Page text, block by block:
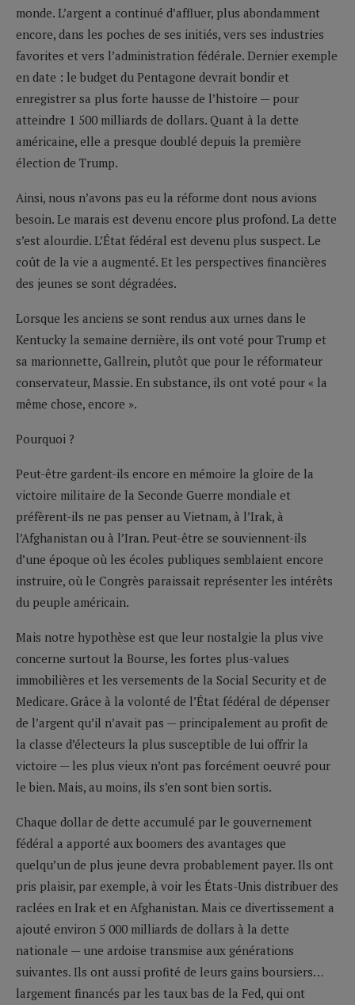
monde. L’argent a continué d’affluer, plus abondamment
encore, dans les poches de ses initiés, vers ses industries
favorites et vers l’administration fédérale. Dernier exemple
en date : le budget du Pentagone devrait bondir et
enregistrer sa plus forte hausse de l’histoire — pour
atteindre 1 500 milliards de dollars. Quant à la dette
américaine, elle a presque doublé depuis la première
élection de Trump.
Ainsi, nous n’avons pas eu la réforme dont nous avions
besoin. Le marais est devenu encore plus profond. La dette
s’est alourdie. L’État fédéral est devenu plus suspect. Le
coût de la vie a augmenté. Et les perspectives financières
des jeunes se sont dégradées.
Lorsque les anciens se sont rendus aux urnes dans le
Kentucky la semaine dernière, ils ont voté pour Trump et
sa marionnette, Gallrein, plutôt que pour le réformateur
conservateur, Massie. En substance, ils ont voté pour « la
même chose, encore ».
Pourquoi ?
Peut-être gardent-ils encore en mémoire la gloire de la
victoire militaire de la Seconde Guerre mondiale et
préfèrent-ils ne pas penser au Vietnam, à l’Irak, à
l’Afghanistan ou à l’Iran. Peut-être se souviennent-ils
d’une époque où les écoles publiques semblaient encore
instruire, où le Congrès paraissait représenter les intérêts
du peuple américain.
Mais notre hypothèse est que leur nostalgie la plus vive
concerne surtout la Bourse, les fortes plus-values
immobilières et les versements de la Social Security et de
Medicare. Grâce à la volonté de l’État fédéral de dépenser
de l’argent qu’il n’avait pas — principalement au profit de
la classe d’électeurs la plus susceptible de lui offrir la
victoire — les plus vieux n’ont pas forcément oeuvré pour
le bien. Mais, au moins, ils s’en sont bien sortis.
Chaque dollar de dette accumulé par le gouvernement
fédéral a apporté aux boomers des avantages que
quelqu’un de plus jeune devra probablement payer. Ils ont
pris plaisir, par exemple, à voir les États-Unis distribuer des
raclées en Irak et en Afghanistan. Mais ce divertissement a
ajouté environ 5 000 milliards de dollars à la dette
nationale — une ardoise transmise aux générations
suivantes. Ils ont aussi profité de leurs gains boursiers…
largement financés par les taux bas de la Fed, qui ont